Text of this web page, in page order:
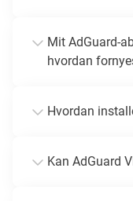
Mit AdGuard-
hvordan
Hvordan
Kan AdGuard